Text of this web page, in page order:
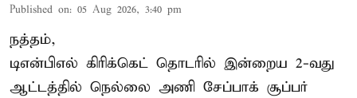
Published on: 05 Aug 2026, 3:40 pm
நத்தம்,
டிஎன்பிஎல் கிரிக்கெட் தொடரில் இன்றைய 2-வது
ஆட்டத்தில் நெல்லை அணி சேப்பாக் சூப்பர்